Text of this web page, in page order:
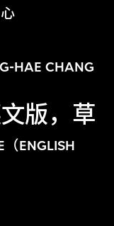
HAE CHANG
版，草
（ENGLISH
世纪视觉